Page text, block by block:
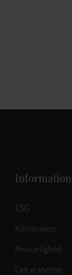
Information
ESG
Klimacasen
Ansvarlighed
Det vi støtter